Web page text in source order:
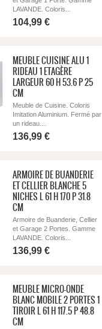
LAVANDE. Coloris...
104,99 €
MEUBLE CUISINE ALU 1
RIDEAU 1 ETAGÈRE
LARGEUR 60 H 53.6 P 25
CM
Meuble de Cuisine. Coloris
Imitation Aluminium. Fermé par
un rideau....
136,99 €
ARMOIRE DE BUANDERIE
ET CELLIER BLANCHE 5
NICHES L 61 H 170 P 31.8
CM
Armoire de Buanderie, Cellier
et Garage 2 Portes. Gamme
LAVANDE. Coloris...
136,99 €
MEUBLE MICRO-ONDE
BLANC MOBILE 2 PORTES 1
TIROIR L 61 H 117.5 P 48.8
CM